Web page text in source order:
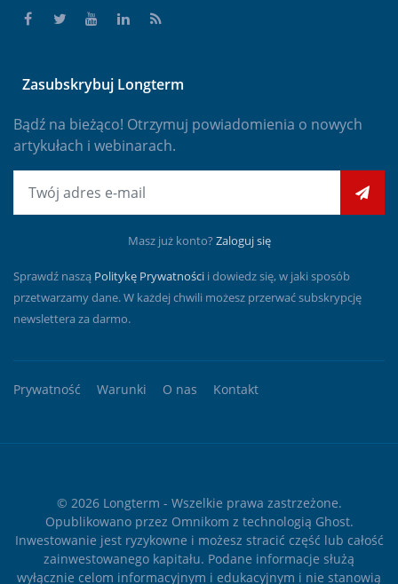
Zasubskrybuj Longterm
Bądź na bieżąco! Otrzymuj powiadomienia o nowych
artykułach i webinarach.
Masz już konto? Zaloguj się
Sprawdź naszą Politykę Prywatności i dowiedz się, w jaki sposób
przetwarzamy dane. W każdej chwili możesz przerwać subskrypcję
newslettera za darmo.
Prywatność Warunki O nas Kontakt
© 2026 Longterm - Wszelkie prawa zastrzeżone.
Opublikowano przez Omnikom z technologią Ghost.
Inwestowanie jest ryzykowne i możesz stracić część lub całość
zainwestowanego kapitału. Podane informacje służą
wyłącznie celom informacyjnym i edukacyjnym i nie stanowią